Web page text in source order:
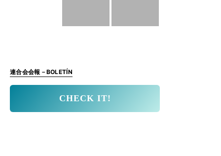
連合会会報－BOLETÍN
CHECK IT!